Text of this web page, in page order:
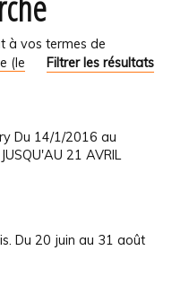
à vos termes de
Filtrer les résultats
(le
Du 14/1/2016 au
21 AVRIL
Du 20 juin au 31 août